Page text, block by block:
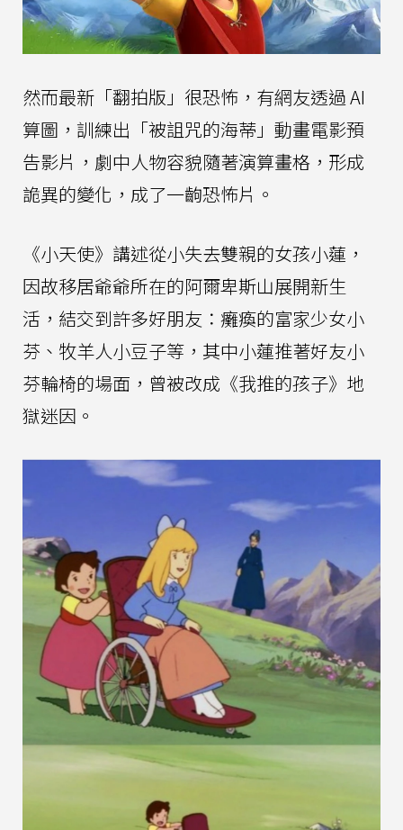
然而最新「翻拍版」很恐怖，有網友透過 AI
算圖，訓練出「被詛咒的海蒂」動畫電影預
告影片，劇中人物容貌隨著演算畫格，形成
詭異的變化，成了一齣恐怖片。
《小天使》講述從小失去雙親的女孩小蓮，
因故移居爺爺所在的阿爾卑斯山展開新生
活，結交到許多好朋友：癱瘓的富家少女小
芬、牧羊人小豆子等，其中小蓮推著好友小
芬輪椅的場面，曾被改成《我推的孩子》地
獄迷因。